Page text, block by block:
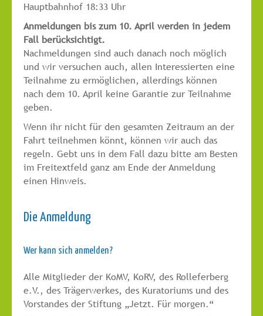
Hauptbahnhof 18:33 Uhr
Anmeldungen bis zum 10. April werden in jedem
Fall berücksichtigt.
Nachmeldungen sind auch danach noch möglich
und wir versuchen auch, allen Interessierten eine
Teilnahme zu ermöglichen, allerdings können
nach dem 10. April keine Garantie zur Teilnahme
geben.
Wenn ihr nicht für den gesamten Zeitraum an der
Fahrt teilnehmen könnt, können wir auch das
regeln. Gebt uns in dem Fall dazu bitte am Besten
im Freitextfeld ganz am Ende der Anmeldung
einen Hinweis.
Die Anmeldung
Wer kann sich anmelden?
Alle Mitglieder der KoMV, KoRV, des Rolleferberg
e.V., des Trägerwerkes, des Kuratoriums und des
Vorstandes der Stiftung „Jetzt. Für morgen.“